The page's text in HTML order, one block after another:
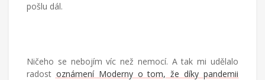
pošlu dál.
Ničeho se nebojím víc než nemocí. A tak mi udělalo
radost oznámení Moderny o tom, že díky pandemii